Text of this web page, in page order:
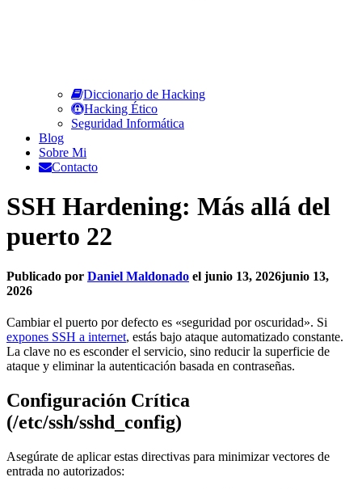
Diccionario de Hacking
Hacking Ético
Seguridad Informática
Blog
Sobre Mi
Contacto
SSH Hardening: Más allá del
puerto 22
Publicado por Daniel Maldonado el junio 13, 2026junio 13,
2026
Cambiar el puerto por defecto es «seguridad por oscuridad». Si
expones SSH a internet, estás bajo ataque automatizado constante.
La clave no es esconder el servicio, sino reducir la superficie de
ataque y eliminar la autenticación basada en contraseñas.
Configuración Crítica
(/etc/ssh/sshd_config)
Asegúrate de aplicar estas directivas para minimizar vectores de
entrada no autorizados: